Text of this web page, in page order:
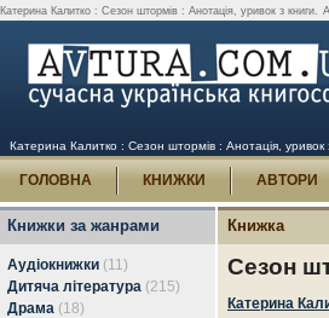
Катерина Калитко : Сезон штормів : Анотація, уривок з книги.
Катерина Калитко : Сезон штормів : Анотація, уривок
ГОЛОВНА КНИЖКИ АВТОРИ
Книжки за жанрами
Аудіокнижки (11)
Дитяча література (215)
Драма (18)
Книжка
Сезон
Катерина